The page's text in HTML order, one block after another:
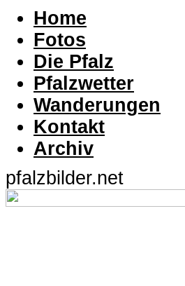
Home
Fotos
Die Pfalz
Pfalzwetter
Wanderungen
Kontakt
Archiv
pfalzbilder.net